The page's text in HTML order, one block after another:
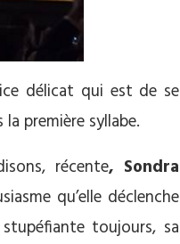
délicat qui est de se
première syllabe.
récente, Sondra
qu’elle déclenche
toujours, sa